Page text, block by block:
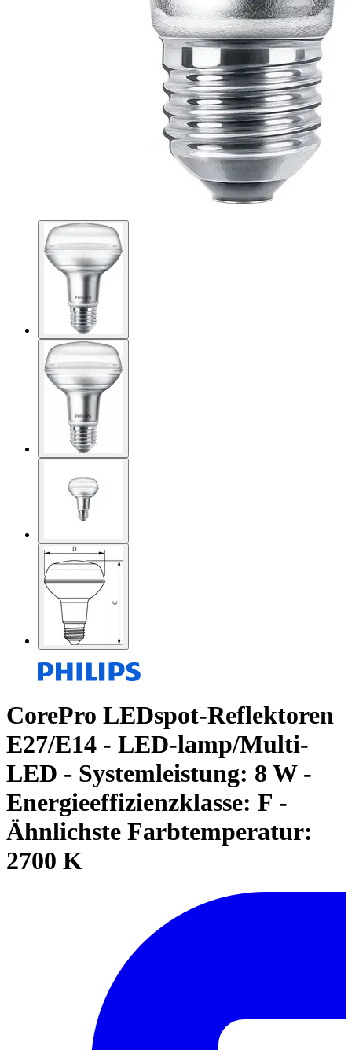
CorePro LEDspot-Reflektoren
E27/E14 - LED-lamp/Multi-
LED - Systemleistung: 8 W -
Energieeffizienzklasse: F -
Ähnlichste Farbtemperatur:
2700 K